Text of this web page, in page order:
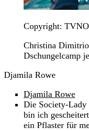
Copyright:
Christina
Dschungelcamp
Djamila Rowe
Djamila Rowe
Die Society-Lady
bin ich
ein Pflaster für